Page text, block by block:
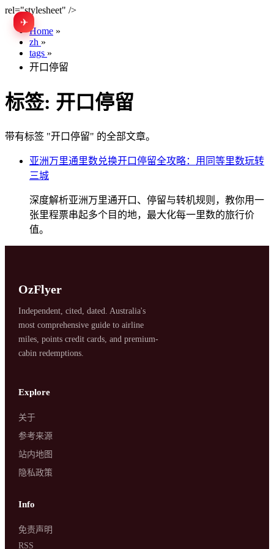
rel="stylesheet" />
✈
Home »
zh »
tags »
开口停留
标签: 开口停留
带有标签 "开口停留" 的全部文章。
亚洲万里通里数兑换开口停留全攻略：用同等里数玩转
三城
深度解析亚洲万里通开口、停留与转机规则，教你用一
张里程票串起多个目的地，最大化每一里数的旅行价
值。
OzFlyer
Independent, cited, dated. Australia's
most comprehensive guide to airline
miles, points credit cards, and premium-
cabin redemptions.
Explore
关于
参考来源
站内地图
隐私政策
Info
免责声明
RSS